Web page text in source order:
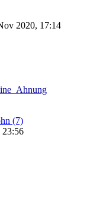
2020, 17:14
(7)